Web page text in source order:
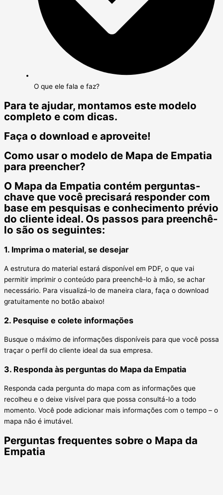
O que ele fala e faz?
Para te ajudar, montamos este modelo
completo e com dicas.
Faça o download e aproveite!
Como usar o modelo de Mapa de Empatia
para preencher?
O Mapa da Empatia contém perguntas-
chave que você precisará responder com
base em pesquisas e conhecimento prévio
do cliente ideal. Os passos para preenchê-
lo são os seguintes:
1. Imprima o material, se desejar
A estrutura do material estará disponível em PDF, o que vai
permitir imprimir o conteúdo para preenchê-lo à mão, se achar
necessário. Para visualizá-lo de maneira clara, faça o download
gratuitamente no botão abaixo!
2. Pesquise e colete informações
Busque o máximo de informações disponíveis para que você possa
traçar o perfil do cliente ideal da sua empresa.
3. Responda às perguntas do Mapa da Empatia
Responda cada pergunta do mapa com as informações que
recolheu e o deixe visível para que possa consultá-lo a todo
momento. Você pode adicionar mais informações com o tempo – o
mapa não é imutável.
Perguntas frequentes sobre o Mapa da
Empatia